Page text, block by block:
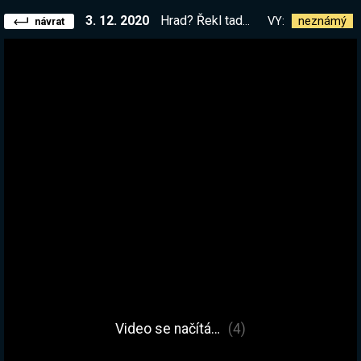
návrat 3. 12. 2020 Hrad? Řekl tady někdo hrad? || !list VY: neznámý
Video se načítá… (4)